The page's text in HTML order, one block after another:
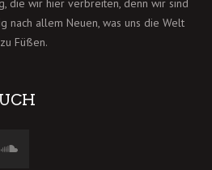
die wir hier verbreiten, denn wir sind
nach allem Neuen, was uns die Welt
Füßen.